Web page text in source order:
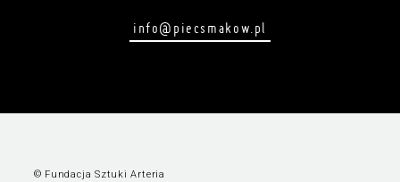
info@piecsmakow.pl
© Fundacja Sztuki Arteria